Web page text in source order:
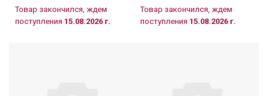
Товар закончился, ждем
поступления 15.08.2026 г.
Товар закончился, ждем
поступления 15.08.2026 г.